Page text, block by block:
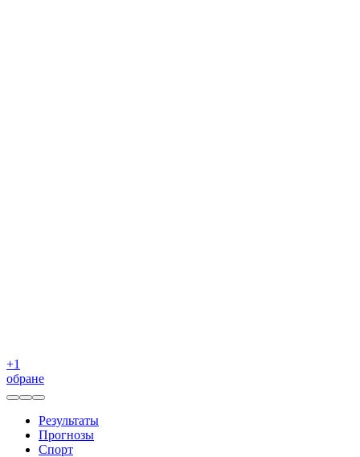
+1
обране
Результаты
Прогнозы
Спорт